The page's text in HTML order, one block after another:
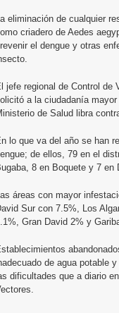
La eliminación de cualquier
criadero de Aedes
el dengue y otras
jefe regional de Control de
a la ciudadanía
de Salud libra
lo que va del año se han
de ellos, 79 en el
8 en Boquete y 7 en
Las áreas con mayor
Sur con 7.5%, Los
Gran David 2% y
de agua potable
dificultades que a diario